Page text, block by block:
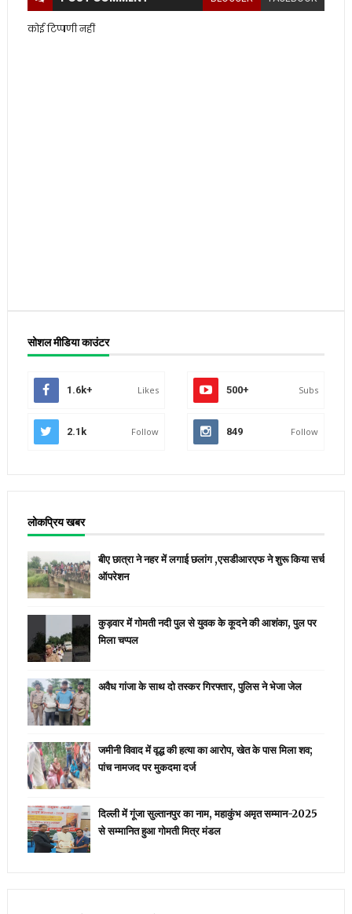
कोई टिप्पणी नहीं
सोशल मीडिया काउंटर
1.6k+ Likes 500+ Subs
2.1k Follow 849 Follow
लोकप्रिय खबर
बीए छात्रा ने नहर में लगाई छलांग ,एसडीआरएफ ने शुरू किया सर्च
ऑपरेशन
कुड़वार में गोमती नदी पुल से युवक के कूदने की आशंका, पुल पर
मिला चप्पल
अवैध गांजा के साथ दो तस्कर गिरफ्तार, पुलिस ने भेजा जेल
जमीनी विवाद में वृद्ध की हत्या का आरोप, खेत के पास मिला शव;
पांच नामजद पर मुकदमा दर्ज
दिल्ली में गूंजा सुल्तानपुर का नाम, महाकुंभ अमृत सम्मान-2025
से सम्मानित हुआ गोमती मित्र मंडल